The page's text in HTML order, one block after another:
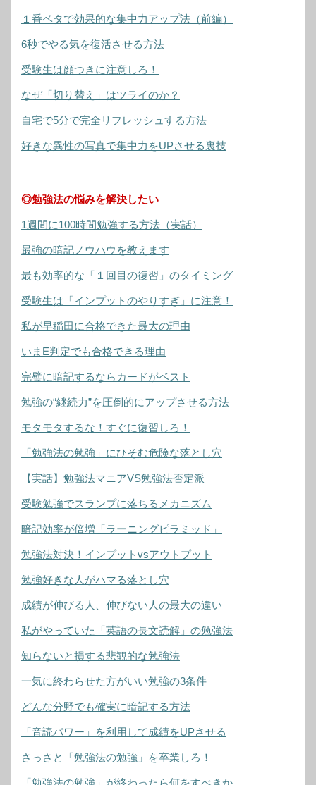
１番ベタで効果的な集中力アップ法（前編）
6秒でやる気を復活させる方法
受験生は顔つきに注意しろ！
なぜ「切り替え」はツライのか？
自宅で5分で完全リフレッシュする方法
好きな異性の写真で集中力をUPさせる裏技
◎勉強法の悩みを解決したい
1週間に100時間勉強する方法（実話）
最強の暗記ノウハウを教えます
最も効率的な「１回目の復習」のタイミング
受験生は「インプットのやりすぎ」に注意！
私が早稲田に合格できた最大の理由
いまE判定でも合格できる理由
完璧に暗記するならカードがベスト
勉強の“継続力”を圧倒的にアップさせる方法
モタモタするな！すぐに復習しろ！
「勉強法の勉強」にひそむ危険な落とし穴
【実話】勉強法マニアVS勉強法否定派
受験勉強でスランプに落ちるメカニズム
暗記効率が倍増「ラーニングピラミッド」
勉強法対決！インプットvsアウトプット
勉強好きな人がハマる落とし穴
成績が伸びる人、伸びない人の最大の違い
私がやっていた「英語の長文読解」の勉強法
知らないと損する悲観的な勉強法
一気に終わらせた方がいい勉強の3条件
どんな分野でも確実に暗記する方法
「音読パワー」を利用して成績をUPさせる
さっさと「勉強法の勉強」を卒業しろ！
「勉強法の勉強」が終わったら何をすべきか